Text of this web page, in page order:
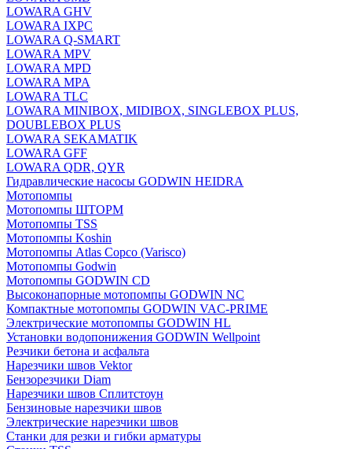
LOWARA GHV
LOWARA IXPС
LOWARA Q-SMART
LOWARA MPV
LOWARA MPD
LOWARA MPA
LOWARA TLC
LOWARA MINIBOX, MIDIBOX, SINGLEBOX PLUS,
DOUBLEBOX PLUS
LOWARA SEKAMATIK
LOWARA GFF
LOWARA QDR, QYR
Гидравлические насосы GODWIN HEIDRA
Мотопомпы
Мотопомпы ШТОРМ
Мотопомпы TSS
Мотопомпы Koshin
Мотопомпы Atlas Copco (Varisco)
Мотопомпы Godwin
Мотопомпы GODWIN CD
Высоконапорные мотопомпы GODWIN NC
Компактные мотопомпы GODWIN VAC-PRIME
Электрические мотопомпы GODWIN HL
Установки водопонижения GODWIN Wellpoint
Резчики бетона и асфальта
Нарезчики швов Vektor
Бензорезчики Diam
Нарезчики швов Сплитстоун
Бензиновые нарезчики швов
Электрические нарезчики швов
Станки для резки и гибки арматуры